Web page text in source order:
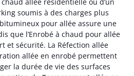
soumis à des charges plus
pour allée assure une
que l’Enrobé à chaud pour allée
et sécurité. La Réfection allée
allée en enrobé permettent
la durée de vie des surfaces